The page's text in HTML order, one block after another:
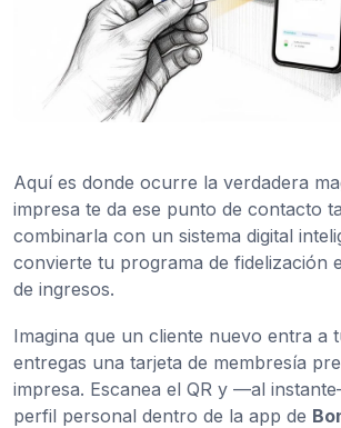
Aquí es donde ocurre la verdadera
impresa te da ese punto de contacto
combinarla con un sistema digital
convierte tu programa de fidelización
de ingresos.
Imagina que un cliente nuevo entra a
entregas una tarjeta de membresía
impresa. Escanea el QR y —al
perfil personal dentro de la app de